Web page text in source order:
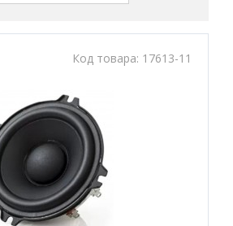
Код товара: 17613-11